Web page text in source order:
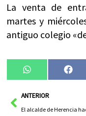
La venta de
martes y
antiguo colegio
Compartir
en
WhatsApp
en
AntANTERIOR